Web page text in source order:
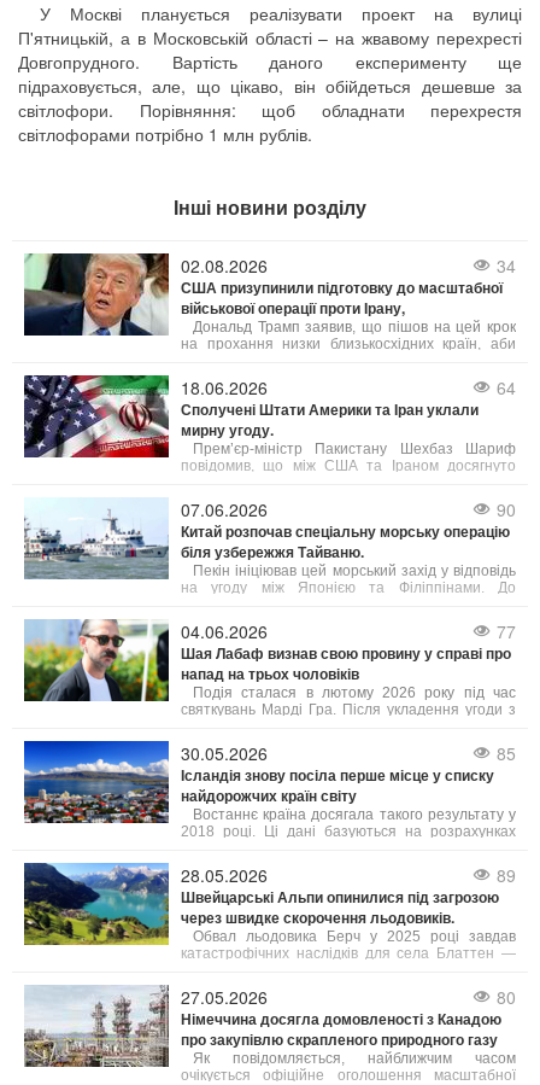
У Москві планується реалізувати проект на вулиці
П'ятницькій, а в Московській області – на жвавому перехресті
Довгопрудного. Вартість даного експерименту ще
підраховується, але, що цікаво, він обійдеться дешевше за
світлофори. Порівняння: щоб обладнати перехрестя
світлофорами потрібно 1 млн рублів.
Інші новини розділу
02.08.2026 34
США призупинили підготовку до масштабної
військової операції проти Ірану,
Дональд Трамп заявив, що пішов на цей крок
на прохання низки близькосхідних країн, аби
готовність США до безпрецедентного силового
тиску, пріоритетом було обрано укладення
угоди, яка б гарантувала безпеку судноплавства
в Ормузькій протоці та ліквідацію ядерної
загрози з боку Тегерана. Ізраїль, за словами
Трампа, підтримує такий підхід.
18.06.2026 64
Сполучені Штати Америки та Іран уклали
мирну угоду.
Прем’єр-міністр Пакистану Шехбаз Шариф
повідомив, що між США та Іраном досягнуто
07.06.2026 90
Китай розпочав спеціальну морську операцію
біля узбережжя Тайваню.
Пекін ініціював цей морський захід у відповідь
на угоду між Японією та Філіппінами. До
провінцій, а також китайська берегова охорона.
04.06.2026 77
Шая Лабаф визнав свою провину у справі про
напад на трьох чоловіків
Подія сталася в лютому 2026 року під час
святкувань Марді Гра. Після укладення угоди з
випробувального терміну. Крім цього, актор має
пройти курс лікування від алкогольної
залежності, тренінги з контролю над гнівом та
навчання толерантності. У разі невиконання
цих умов йому загрожує півроку ув’язнення.
30.05.2026 85
Ісландія знову посіла перше місце у списку
найдорожчих країн світу
Востаннє країна досягала такого результату у
2018 році. Ці дані базуються на розрахунках
від Eurostat та Центрального банку Ісландії, як
повідомляє Bloomberg. Рівень цін в Ісландії, яку
часто називають "країною льоду та вогню",
зараз приблизно на 3% вищий, ніж у Швейцарії.
28.05.2026 89
Швейцарські Альпи опинилися під загрозою
через швидке скорочення льодовиків.
Обвал льодовика Берч у 2025 році завдав
катастрофічних наслідків для села Блаттен —
27.05.2026 80
Німеччина досягла домовленості з Канадою
про закупівлю скрапленого природного газу
Як повідомляється, найближчим часом
очікується офіційне оголошення масштабної